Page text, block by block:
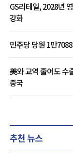
GS리테일, 2028년
강화
민주당 당원 1만
美와 교역 줄어도 수
중국
추천 뉴스